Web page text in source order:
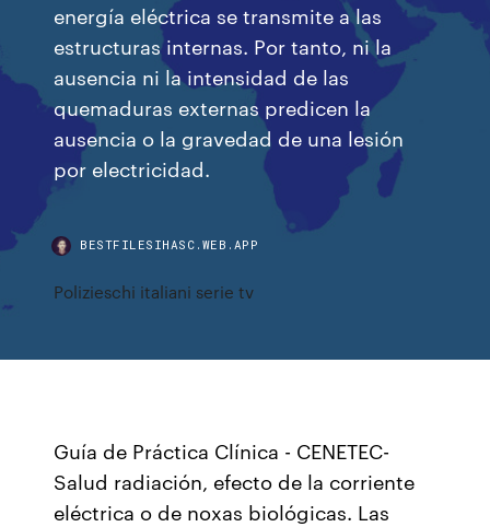
energía eléctrica se transmite a las
estructuras internas. Por tanto, ni la
ausencia ni la intensidad de las
quemaduras externas predicen la
ausencia o la gravedad de una lesión
por electricidad.
BESTFILESIHASC.WEB.APP
Polizieschi italiani serie tv
Guía de Práctica Clínica - CENETEC-
Salud radiación, efecto de la corriente
eléctrica o de noxas biológicas. Las